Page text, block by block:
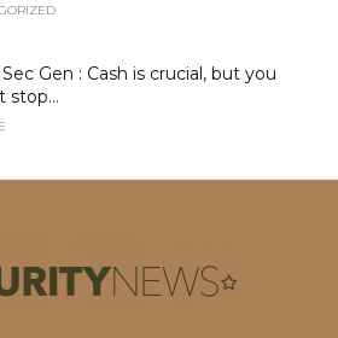
Sec Gen : Cash is crucial, but you
stop...